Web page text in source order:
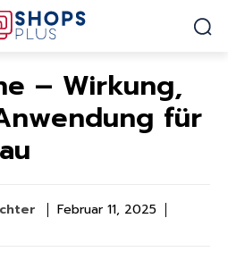
– Wirkung,
für
Februar 11, 2025